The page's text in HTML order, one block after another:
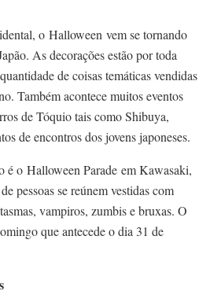
o Halloween vem se tornando
As decorações estão por toda
de coisas temáticas vendidas
Também acontece muitos eventos
de Tóquio tais como Shibuya,
de encontros dos jovens japoneses.
é o Halloween Parade em Kawasaki,
pessoas se reúnem vestidas com
vampiros, zumbis e bruxas. O
que antecede o dia 31 de